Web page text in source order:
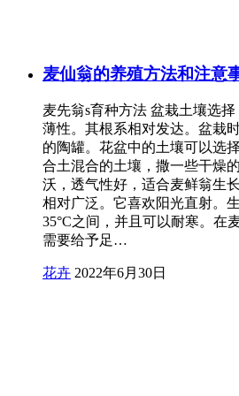
麦仙翁的养殖方法和注意
麦先翁s育种方法 盆栽土壤选
薄性。其根系相对发达。盆栽
的陶罐。花盆中的土壤可以选
合土混合的土壤，撒一些干燥
沃，透气性好，适合麦鲜翁生
相对广泛。它喜欢阳光直射。
35°C之间，并且可以耐寒。在
需要给予足…
花卉 2022年6月30日